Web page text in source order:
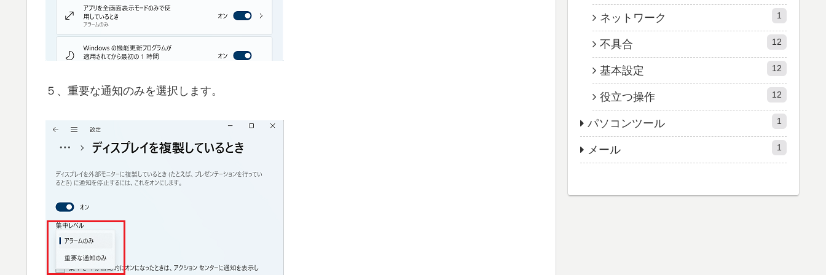
５、重要な通知のみを選択します。
ネットワーク 1
不具合 12
基本設定 12
役立つ操作 12
パソコンツール 1
メール 1